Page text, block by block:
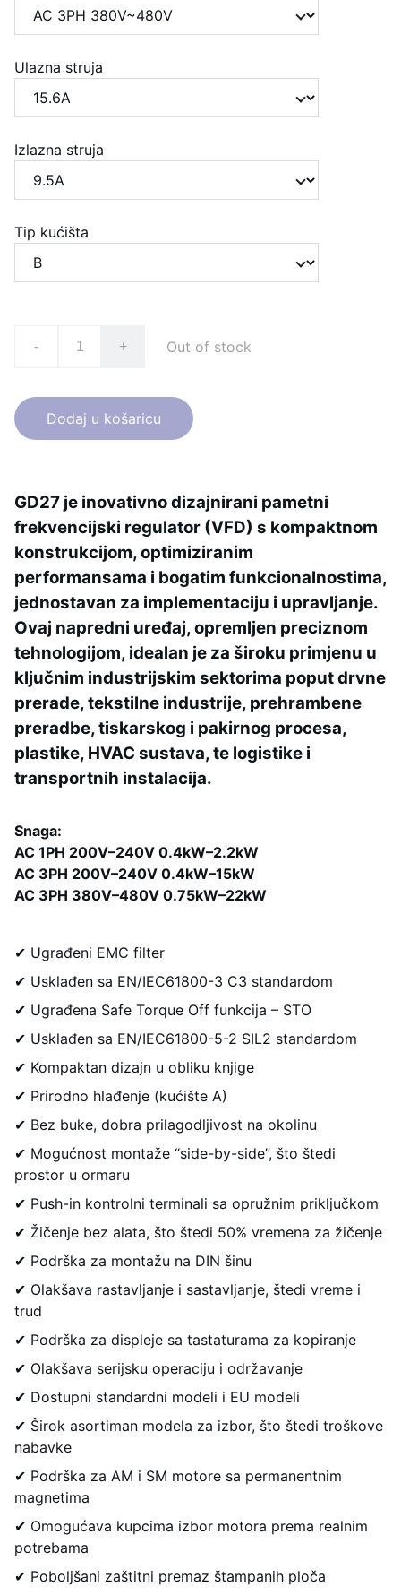
Ulazna struja
Izlazna struja
Tip kućišta
- + Out of stock
Dodaj u košaricu
GD27 je inovativno dizajnirani pametni
frekvencijski regulator (VFD) s kompaktnom
konstrukcijom, optimiziranim
performansama i bogatim funkcionalnostima,
jednostavan za implementaciju i upravljanje.
Ovaj napredni uređaj, opremljen preciznom
tehnologijom, idealan je za široku primjenu u
ključnim industrijskim sektorima poput drvne
prerade, tekstilne industrije, prehrambene
preradbe, tiskarskog i pakirnog procesa,
plastike, HVAC sustava, te logistike i
transportnih instalacija.
Snaga:
AC 1PH 200V–240V 0.4kW–2.2kW
AC 3PH 200V–240V 0.4kW–15kW
AC 3PH 380V–480V 0.75kW–22kW
✔ Ugrađeni EMC filter
✔ Usklađen sa EN/IEC61800-3 C3 standardom
✔ Ugrađena Safe Torque Off funkcija – STO
✔ Usklađen sa EN/IEC61800-5-2 SIL2 standardom
✔ Kompaktan dizajn u obliku knjige
✔ Prirodno hlađenje (kućište A)
✔ Bez buke, dobra prilagodljivost na okolinu
✔ Mogućnost montaže “side-by-side”, što štedi
prostor u ormaru
✔ Push-in kontrolni terminali sa opružnim priključkom
✔ Žičenje bez alata, što štedi 50% vremena za žičenje
✔ Podrška za montažu na DIN šinu
✔ Olakšava rastavljanje i sastavljanje, štedi vreme i
trud
✔ Podrška za displeje sa tastaturama za kopiranje
✔ Olakšava serijsku operaciju i održavanje
✔ Dostupni standardni modeli i EU modeli
✔ Širok asortiman modela za izbor, što štedi troškove
nabavke
✔ Podrška za AM i SM motore sa permanentnim
magnetima
✔ Omogućava kupcima izbor motora prema realnim
potrebama
✔ Poboljšani zaštitni premaz štampanih ploča